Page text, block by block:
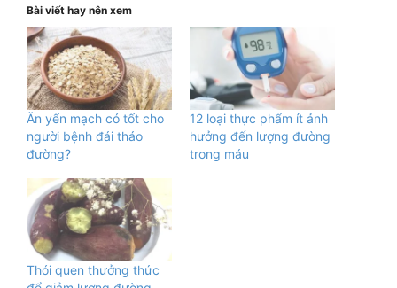
Bài viết hay nên xem
Ăn yến mạch có tốt cho
người bệnh đái tháo
đường?
12 loại thực phẩm ít ảnh
hưởng đến lượng đường
trong máu
Thói quen thưởng thức